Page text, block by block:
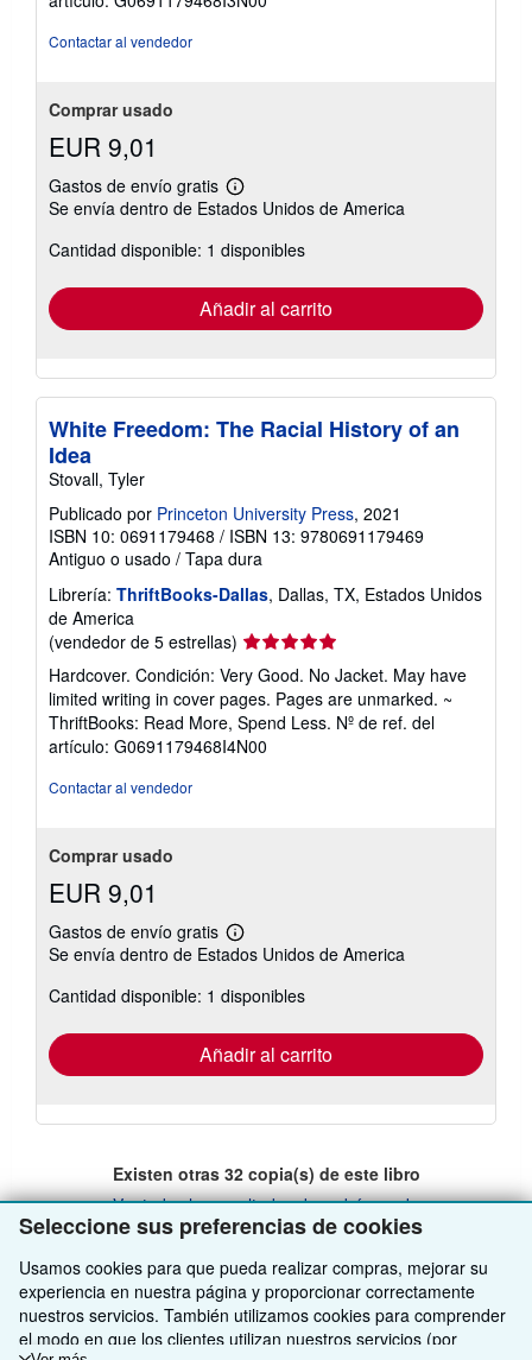
Seleccione sus preferencias de cookies
Usamos cookies para que pueda realizar compras, mejorar su
experiencia en nuestra página y proporcionar correctamente
nuestros servicios. También utilizamos cookies para comprender
el modo en que los clientes utilizan nuestros servicios (por
5
Contactar al vendedor
Comprar usado
EUR 9,01
Gastos de envío gratis
Más
información
las
tarifas
envío
Se envía dentro de Estados Unidos de America
Cantidad disponible: 1 disponibles
Añadir al carrito
White Freedom: The Racial History of an
Idea
Stovall, Tyler
Publicado por Princeton University Press, 2021
ISBN 10: 0691179468 / ISBN 13: 9780691179469
Antiguo o usado / Tapa dura
Librería: ThriftBooks-Dallas, Dallas, TX, Estados Unidos
de America
(vendedor de 5 estrellas) Calificación
del
vendedor:
5
de
5
Hardcover. Condición: Very Good. No Jacket. May have
limited writing in cover pages. Pages are unmarked. ~
ThriftBooks: Read More, Spend Less. Nº de ref. del
artículo: G0691179468I4N00
Contactar al vendedor
Comprar usado
EUR 9,01
Gastos de envío gratis
Más
información
las
tarifas
envío
Se envía dentro de Estados Unidos de America
Cantidad disponible: 1 disponibles
Añadir al carrito
Existen otras 32copia(s) de este libro
Ver todos los resultados de su búsqueda
VOLVER AL INICIO